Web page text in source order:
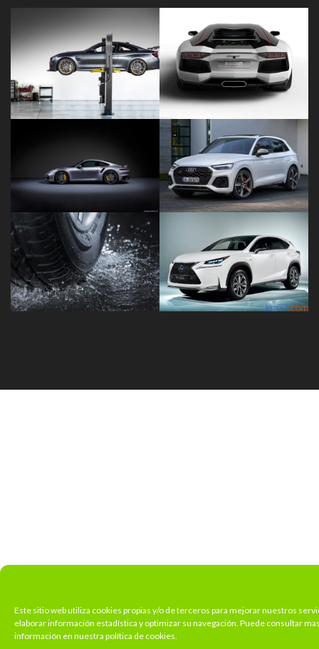
Este sitio web utiliza cookies propias y/o de terceros para mejorar nuestros
elaborar información estadística y optimizar su navegación. Puede consultar
información en nuestra política de cookies.